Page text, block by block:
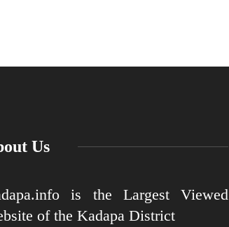
Us
is the Largest Viewed
of the Kadapa District